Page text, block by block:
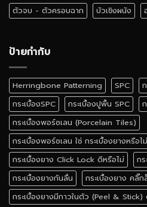
ตัวจบ - ตัวครอบฉาก
บัวเชิงผนัง
ป้ายกำกับ
Herringbone Patterning SPC
กระเบื้องSPC
กระเบื้องปูพื้น SPC
กระเบื้องพอร์ซเลน (Porcelain Tiles)
กระเบื้องพอร์ซเลน ใช่ กระเบื้องยางหรือไม่
กระเบื้องยาง Click Lock ดีหรือไม่
ก
กระเบื้องยางกันลื่น
กระเบื้องยาง คลิ๊
กระเบื้องยางมีกาวในตัว (Peel & Stick)